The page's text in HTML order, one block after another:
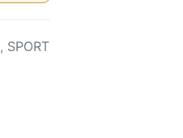
, SPORT